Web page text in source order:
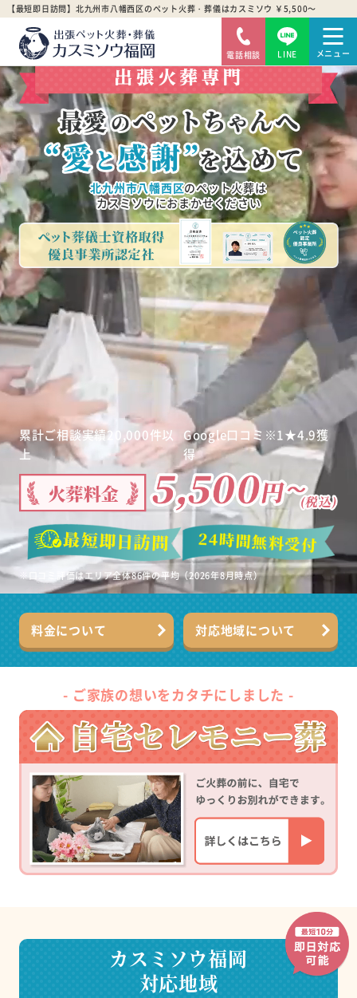
【最短即日訪問】北九州市八幡西区のペット火葬・葬儀はカスミソウ ￥5,500～
電話相談 LINE
北九州市八幡西区のペット火葬は
カスミソウにおまかせください
累計ご相談実績20,000件以
上
Google口コミ ※1 ★4.9獲
得
※口コミ評価はエリア全体86件の平均（2026年8月時点）
料金について 対応地域について
- ご家族の想いをカタチにしました -
カスミソウ福岡
対応地域